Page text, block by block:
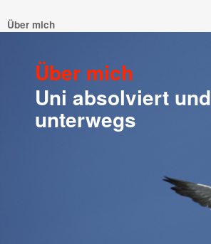
Über mich
Über mich
Uni absolviert und
unterwegs